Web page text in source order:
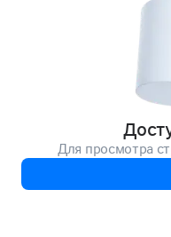
Для просмотра